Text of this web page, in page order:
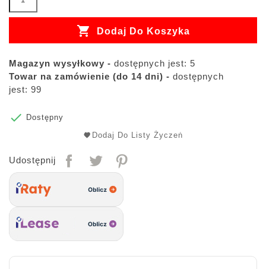
 Dodaj Do Koszyka
Magazyn wysyłkowy - dostępnych jest: 5
Towar na zamówienie (do 14 dni) - dostępnych
jest: 99

Dostępny
Dodaj Do Listy Życzeń
Udostępnij